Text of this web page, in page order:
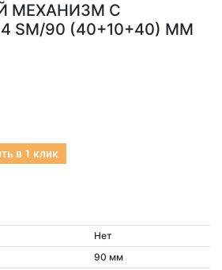
МЕХАНИЗМ С
SM/90 (40+10+40) MM
в 1 клик
Нет
90 мм